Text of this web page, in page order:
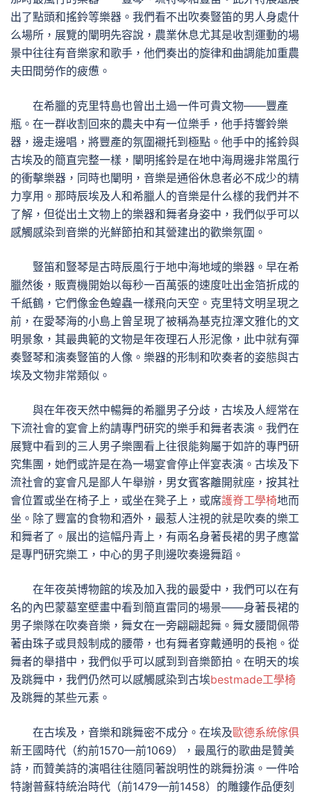
出了點頭和搖鈴等樂器。我們看不出吹奏豎笛的男人身處什
么場所，展覽的闡明先容說，農業休息尤其是收割運動的場
景中往往有音樂家和歌手，他們奏出的旋律和曲調能加重農
夫田間勞作的疲憊。
在希臘的克里特島也曾出土過一件可貴文物——豐產
瓶。在一群收割回來的農夫中有一位樂手，他手持響鈴樂
器，邊走邊唱，將豐產的氛圍襯托到極點。他手中的搖鈴與
古埃及的簡直完整一樣，闡明搖鈴是在地中海周邊非常風行
的衝擊樂器，同時也闡明，音樂是通俗休息者必不成少的精
力享用。那時辰埃及人和希臘人的音樂是什么樣的我們并不
了解，但從出土文物上的樂器和舞者身姿中，我們似乎可以
感觸感染到音樂的光鮮節拍和其營建出的歡樂氛圍。
豎笛和豎琴是古時辰風行于地中海地域的樂器。早在希
臘然後，販賣機開始以每秒一百萬張的速度吐出金箔折成的
千紙鶴，它們像金色蝗蟲一樣飛向天空。克里特文明呈現之
前，在愛琴海的小島上曾呈現了被稱為基克拉澤文雅化的文
明景象，其最典範的文物是年夜理石人形泥像，此中就有彈
奏豎琴和演奏豎笛的人像。樂器的形制和吹奏者的姿態與古
埃及文物非常類似。
與在年夜天然中暢舞的希臘男子分歧，古埃及人經常在
下流社會的宴會上約請專門研究的樂手和舞者表演。我們在
展覽中看到的三人男子樂團看上往很能夠屬于如許的專門研
究集團，她們或許是在為一場宴會停止伴宴表演。古埃及下
流社會的宴會凡是鄙人午舉辦，男女賓客離開就座，按其社
會位置或坐在椅子上，或坐在凳子上，或席護脊工學椅地而
坐。除了豐富的食物和酒外，最惹人注視的就是吹奏的樂工
和舞者了。展出的這幅丹青上，有兩名身著長裙的男子應當
是專門研究樂工，中心的男子則邊吹奏邊舞蹈。
在年夜英博物館的埃及加入我的最愛中，我們可以在有
名的內巴蒙墓室壁畫中看到簡直雷同的場景——身著長裙的
男子樂隊在吹奏音樂，舞女在一旁翩翩起舞。舞女腰間佩帶
著由珠子或貝殼制成的腰帶，也有舞者穿戴通明的長袍。從
舞者的舉措中，我們似乎可以感到到音樂節拍。在明天的埃
及跳舞中，我們仍然可以感觸感染到古埃bestmade工學椅
及跳舞的某些元素。
在古埃及，音樂和跳舞密不成分。在埃及歐德系統傢俱
新王國時代（約前1570—前1069），最風行的歌曲是贊美
詩，而贊美詩的演唱往往隨同著說明性的跳舞扮演。一件哈
特謝普蘇特統治時代（前1479—前1458）的雕鏤作品便刻